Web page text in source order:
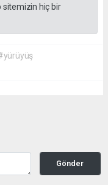
sitemizin hiç bir
Gönder